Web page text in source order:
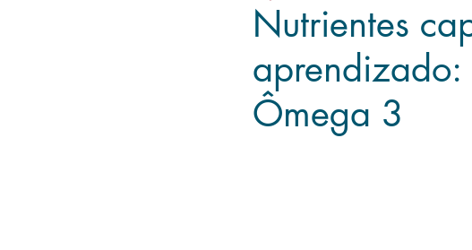
Nutrientes
Ômega 3